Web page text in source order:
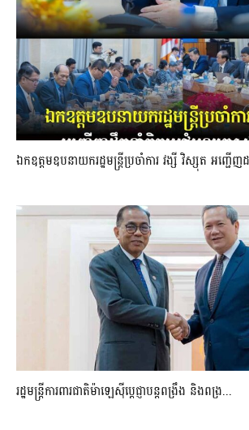
ឯកឧត្តមឧបនាយករដ្ឋមន្រ្តីប្រចាំការ វង្សី វិស្សុត អញ្ជើញ
រដ្ឋមន្ត្រីការពារជាតិម៉ាឡេស៊ីប្ដេជ្ញាបន្តពង្រឹង និងពង្រ...